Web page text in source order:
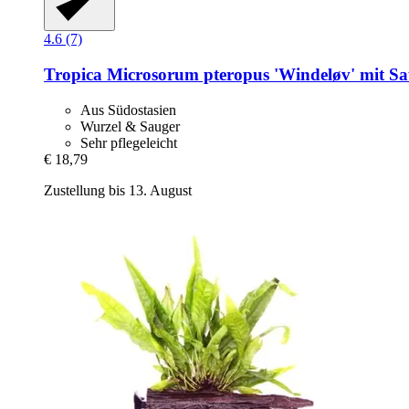
4.6 (7)
Tropica Microsorum pteropus 'Windeløv' mit
Aus Südostasien
Wurzel & Sauger
Sehr pflegeleicht
€ 18,79
Zustellung bis 13. August